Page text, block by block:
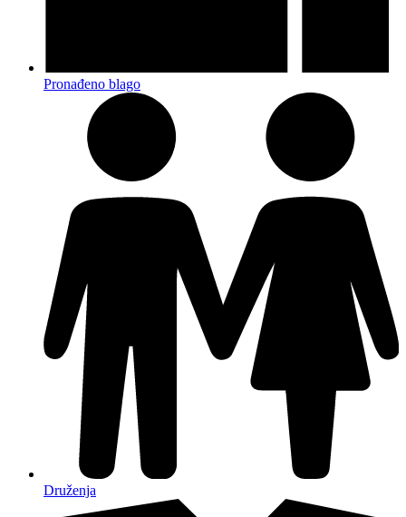
Pronađeno blago
Druženja